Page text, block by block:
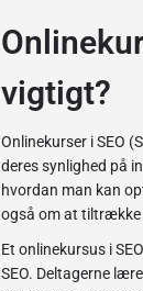
vigtigt?
Onlinekurser i SEO
deres synlighed på
hvordan man kan
også om at tiltrække
Et onlinekursus i
SEO. Deltagerne